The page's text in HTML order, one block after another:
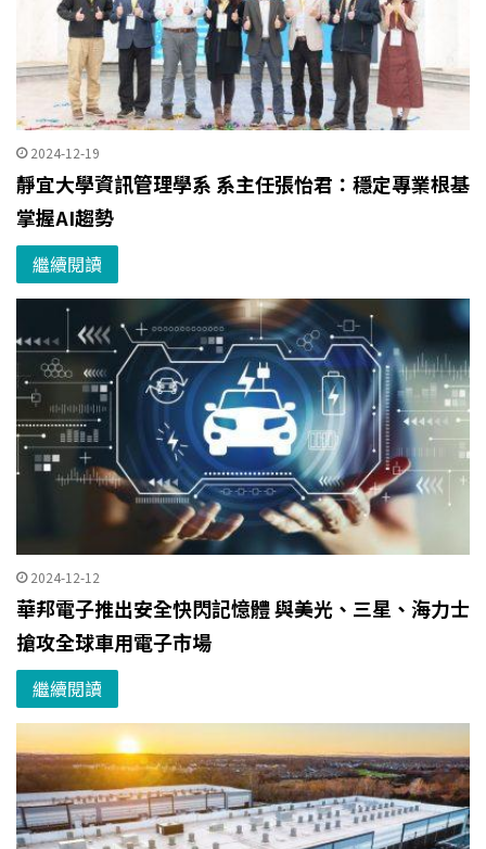
2024-12-19
靜宜大學資訊管理學系 系主任張怡君：穩定專業根基
掌握AI趨勢
繼續閱讀
2024-12-12
華邦電子推出安全快閃記憶體 與美光、三星、海力士
搶攻全球車用電子市場
繼續閱讀